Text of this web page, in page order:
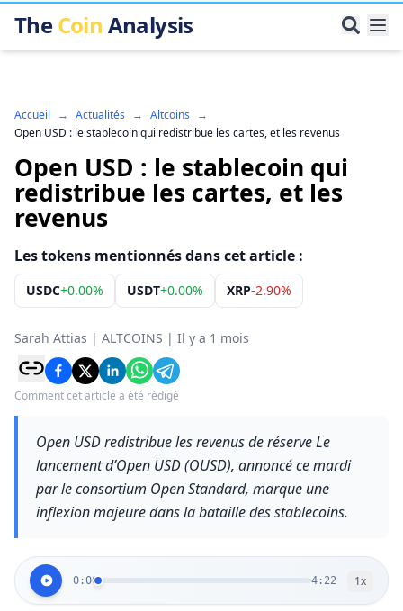
TheCoin Analysis
Accueil → Actualités → Altcoins
→
Open USD : le stablecoin qui redistribue les cartes, et les revenus
Open USD : le stablecoin qui
redistribue les cartes, et les
revenus
Les tokens mentionnés dans cet article :
USDC+0.00% USDT+0.00% XRP-2.90%
Sarah Attias | ALTCOINS | Il y a 1 mois
Comment cet article a été rédigé
Open USD redistribue les revenus de réserve Le
lancement d’Open USD (OUSD), annoncé ce mardi
par le consortium Open Standard, marque une
inflexion majeure dans la bataille des stablecoins.
0:00 4:22 1x